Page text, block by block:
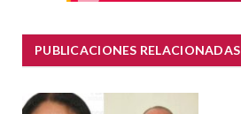
PUBLICACIONES RELACIONADAS